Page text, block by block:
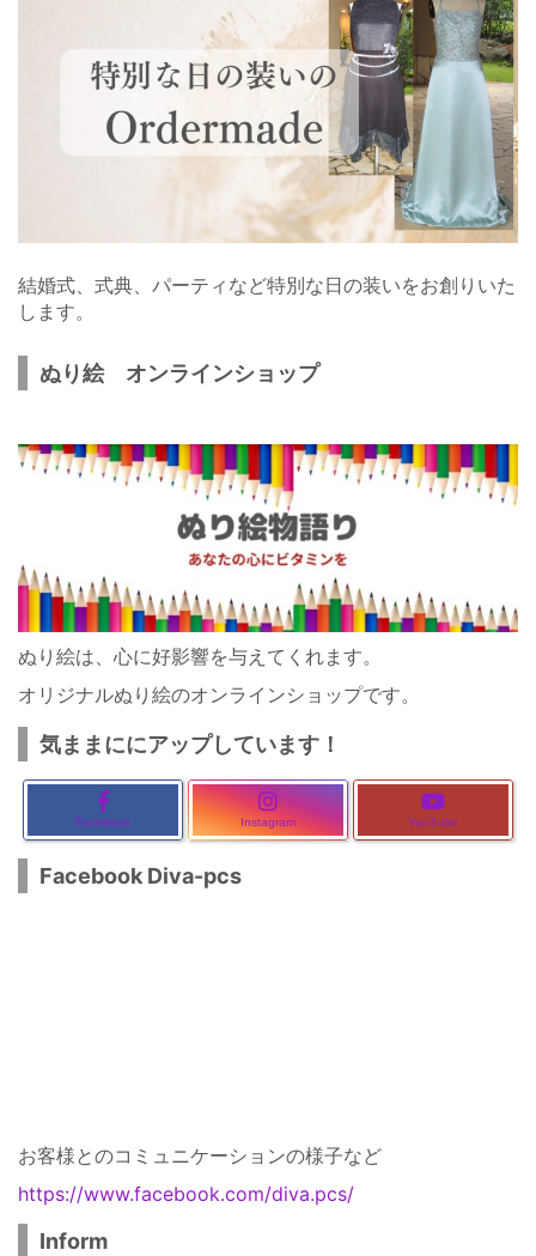
結婚式、式典、パーティなど特別な日の装いをお創りいた
します。
ぬり絵 オンラインショップ
ぬり絵は、心に好影響を与えてくれます。
オリジナルぬり絵のオンラインショップです。
気ままににアップしています！
Facebook Instagram YouTube
Facebook Diva-pcs
お客様とのコミュニケーションの様子など
https://www.facebook.com/diva.pcs/
Inform